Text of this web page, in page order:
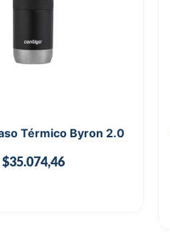
Térmico Byron 2.0
$35.074,46